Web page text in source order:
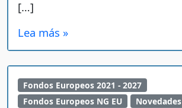
[…]
Lea más »
Fondos Europeos 2021 - 2027
Fondos Europeos NG EU
Novedades